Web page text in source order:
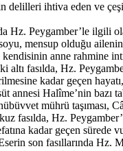
ihtiva eden ve
Hz. Peygamber’le ilgili
mensup olduğu
kendisinin anne rahmine
altı fasılda, Hz.
kadar geçen
annesi Halîme’nin
mührü taşıması,
fasılda, Hz.
kadar geçen sürede
son fasıllarında